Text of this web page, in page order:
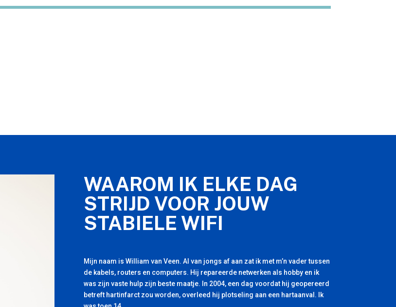
WAAROM IK ELKE DAG
STRIJD VOOR JOUW
STABIELE WIFI
Mijn naam is William van Veen. Al van jongs af aan zat ik met m’n vader tussen
de kabels, routers en computers. Hij repareerde netwerken als hobby en ik
was zijn vaste hulp zijn beste maatje. In 2004, een dag voordat hij geopereerd
betreft hartinfarct zou worden, overleed hij plotseling aan een hartaanval. Ik